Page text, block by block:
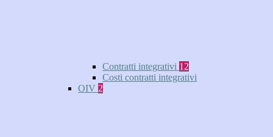
Contratti integrativi 12
Costi contratti integrativi
OIV 2